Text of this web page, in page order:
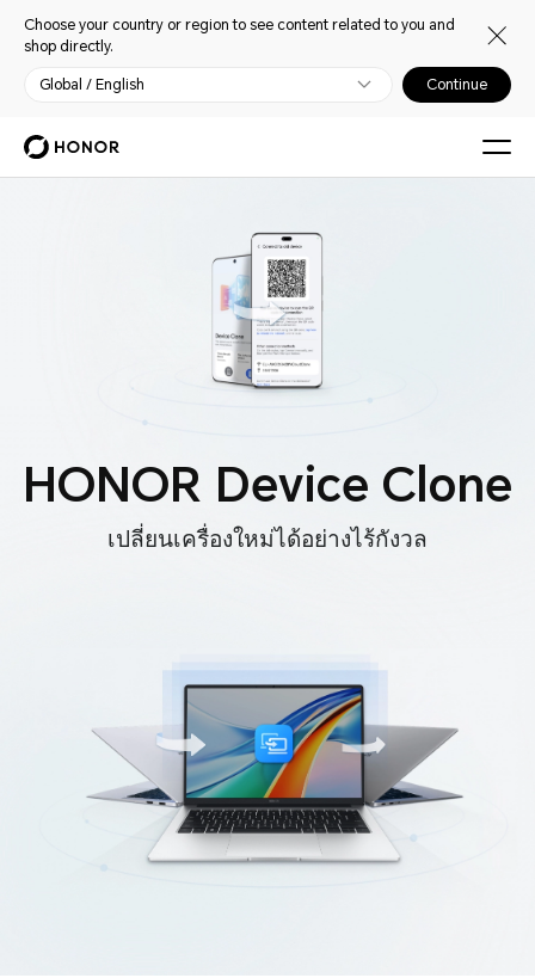
Choose your country or region to see content related to you and
shop directly.
Global / English Continue
HONOR Device Clone
เปลี่ยนเครื่องใหม่ได้อย่างไร้กังวล